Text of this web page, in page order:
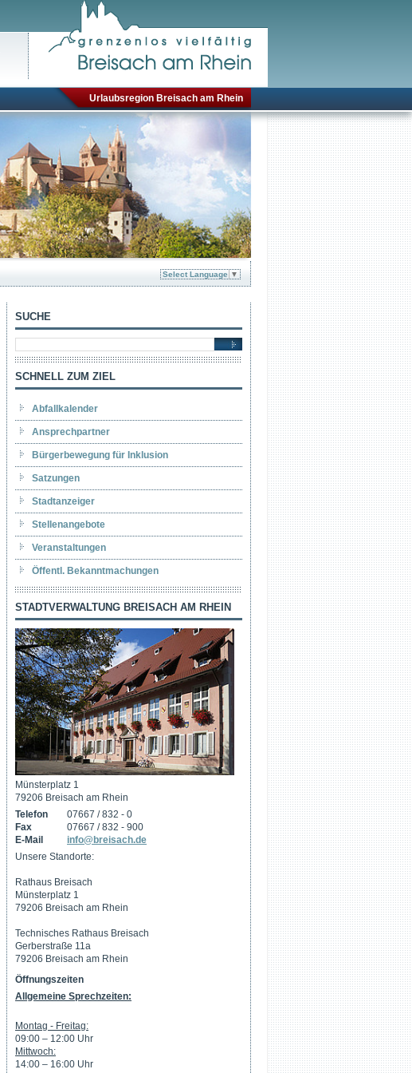
Urlaubsregion Breisach am Rhein
Select Language ▼
SUCHE
SCHNELL ZUM ZIEL
Abfallkalender
Ansprechpartner
Bürgerbewegung für Inklusion
Satzungen
Stadtanzeiger
Stellenangebote
Veranstaltungen
Öffentl. Bekanntmachungen
STADTVERWALTUNG BREISACH AM RHEIN
Münsterplatz 1
79206 Breisach am Rhein
Telefon
07667 / 832 - 0
Fax
07667 / 832 - 900
E-Mail
info@breisach.de
Unsere Standorte:
Rathaus Breisach
Münsterplatz 1
79206 Breisach am Rhein
Technisches Rathaus Breisach
Gerberstraße 11a
79206 Breisach am Rhein
Öffnungszeiten
Allgemeine Sprechzeiten:
Montag - Freitag:
09:00 – 12:00 Uhr
Mittwoch:
14:00 – 16:00 Uhr